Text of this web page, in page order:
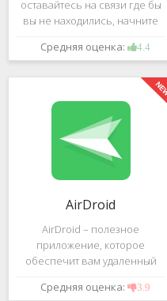
оставайтесь на связи где бы
вы не находились, начните
свою или присоединитесь к
видеоконференции с
высококачественным
изображением. Столь
Средняя оценка: 4.4
AirDroid
AirDroid – полезное
приложение, которое
обеспечит вам удаленный
доступ к вашему смартфону
или планшету при помощи
Средняя оценка: 3.9